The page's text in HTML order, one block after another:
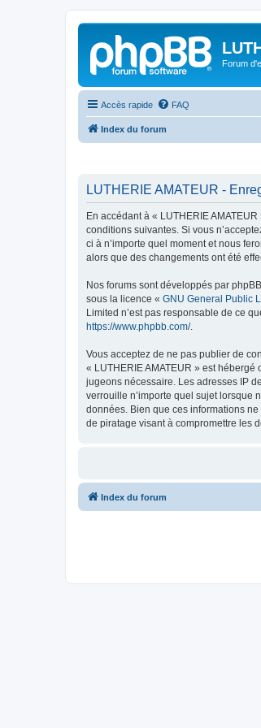
Forum
Accès rapide FAQ
Index du forum
LUTHERIE AMATEUR -
En accédant à « LUTHERIE
conditions suivantes. Si vous
ci à n’importe quel moment et nous
alors que des changements ont été
Nos forums sont développés par
sous la licence « GNU General Public
Limited n’est pas responsable de ce
https://www.phpbb.com/.
Vous acceptez de ne pas publier de
« LUTHERIE AMATEUR » est
jugeons nécessaire. Les adresses IP
verrouille n’importe quel sujet lorsque
données. Bien que ces informations
de piratage visant à compromettre les
Index du forum